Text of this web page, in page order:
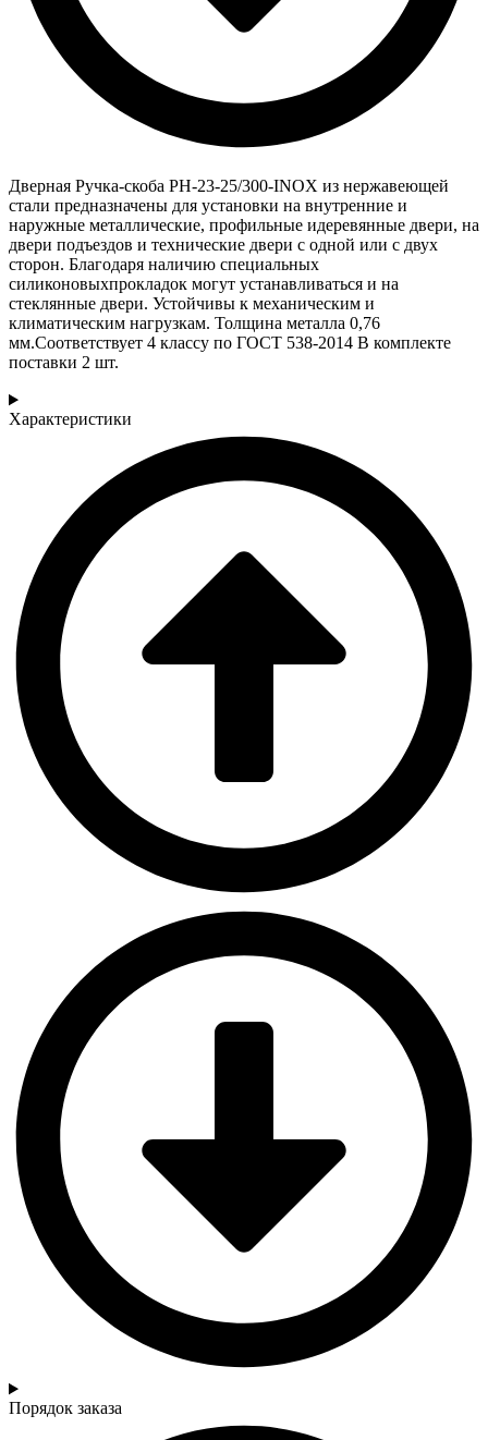
Дверная Ручка-скоба PH-23-25/300-INOX из нержавеющей
стали предназначены для установки на внутренние и
наружные металлические, профильные идеревянные двери, на
двери подъездов и технические двери с одной или с двух
сторон. Благодаря наличию специальных
силиконовыхпрокладок могут устанавливаться и на
стеклянные двери. Устойчивы к механическим и
климатическим нагрузкам. Толщина металла 0,76
мм.Соответствует 4 классу по ГОСТ 538-2014 В комплекте
поставки 2 шт.
Характеристики
Порядок заказа